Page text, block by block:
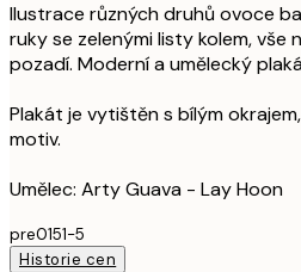
Ilustrace různých druhů ovoce
ruky se zelenými listy kolem, vše
pozadí. Moderní a umělecký
Plakát je vytištěn s bílým
motiv.
Umělec: Arty Guava - Lay Hoon
pre0151-5
Historie cen